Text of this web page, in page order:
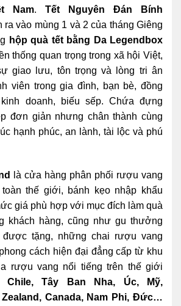
Nam. Tết Nguyên Đán Bính
vào mùng 1 và 2 của tháng Giêng
hộp quà tết bằng Da Legendbox
thống quan trọng trong xã hội Việt,
giao lưu, tôn trọng và lòng tri ân
viên trong gia đình, bạn bè, đồng
doanh, biếu sếp. Chứa đựng
đơn giản nhưng chân thành cùng
hạnh phúc, an lành, tài lộc và phú
là cửa hàng phân phối rượu vang
thế giới, bánh kẹo nhập khẩu
giá phù hợp với mục đích làm quà
khách hàng, cũng như gu thưởng
tặng, những chai rượu vang
cách hiện đại đẳng cấp từ khu
rượu vang nổi tiếng trên thế giới
Chile, Tây Ban Nha, Úc, Mỹ,
Canada, Nam Phi, Đức…